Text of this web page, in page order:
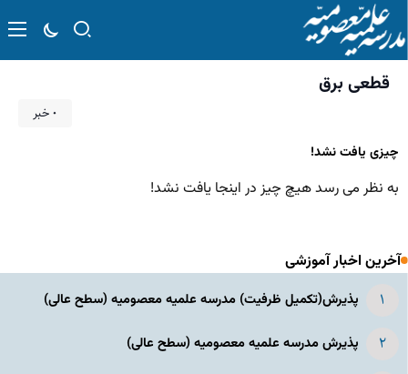
قطعی برق
۰ خبر
چیزی یافت نشد!
به نظر می رسد هیچ چیز در اینجا یافت نشد!
آخرین اخبار آموزشی
پذیرش(تکمیل ظرفیت) مدرسه علمیه معصومیه‌ (سطح عالی)
پذیرش مدرسه علمیه معصومیه‌ (سطح عالی)